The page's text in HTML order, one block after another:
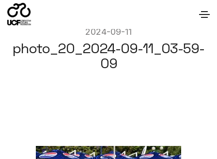
2024-09-11
photo_20_2024-09-11_03-59-
09